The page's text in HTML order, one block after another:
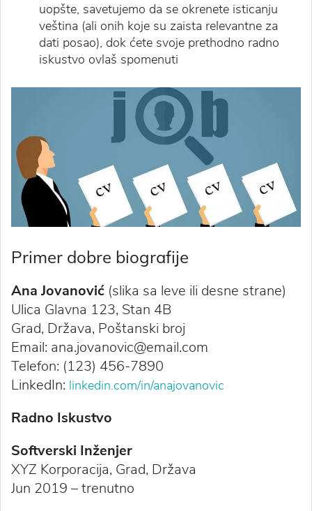
uopšte, savetujemo da se okrenete isticanju
veština (ali onih koje su zaista relevantne za
dati posao), dok ćete svoje prethodno radno
iskustvo ovlaš spomenuti
Primer dobre biografije
Ana Jovanović (slika sa leve ili desne strane)
Ulica Glavna 123, Stan 4B
Grad, Država, Poštanski broj
Email: ana.jovanovic@email.com
Telefon: (123) 456-7890
LinkedIn: linkedin.com/in/anajovanovic
Radno Iskustvo
Softverski Inženjer
XYZ Korporacija, Grad, Država
Jun 2019 – trenutno